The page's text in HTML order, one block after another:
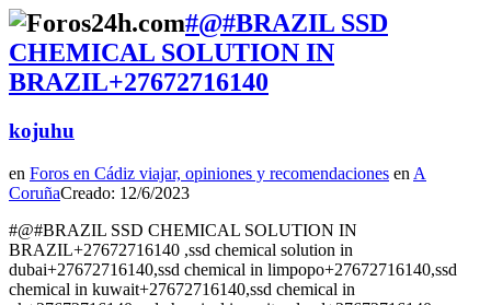
#@#BRAZIL SSD
CHEMICAL SOLUTION IN
BRAZIL+27672716140
kojuhu
en Foros en Cádiz viajar, opiniones y recomendaciones en A
CoruñaCreado: 12/6/2023
#@#BRAZIL SSD CHEMICAL SOLUTION IN
BRAZIL+27672716140 ,ssd chemical solution in
dubai+27672716140,ssd chemical in limpopo+27672716140,ssd
chemical in kuwait+27672716140,ssd chemical in